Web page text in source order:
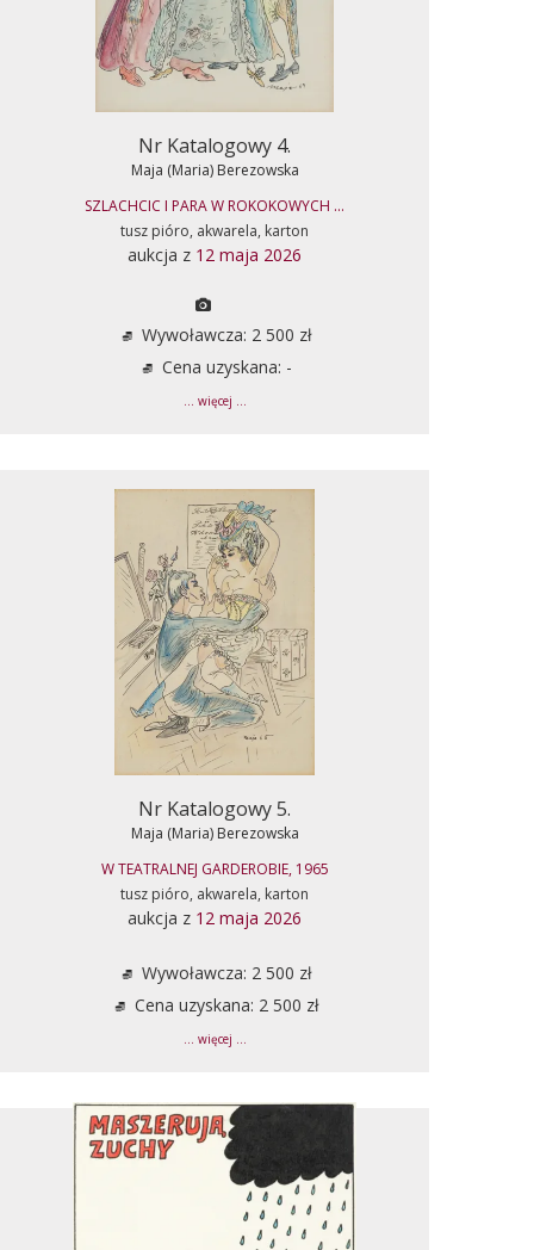
Nr Katalogowy 4.
Maja (Maria) Berezowska
SZLACHCIC I PARA W ROKOKOWYCH ...
tusz pióro, akwarela, karton
aukcja z 12 maja 2026
Wywoławcza: 2 500 zł
Cena uzyskana: -
... więcej ...
Nr Katalogowy 5.
Maja (Maria) Berezowska
W TEATRALNEJ GARDEROBIE, 1965
tusz pióro, akwarela, karton
aukcja z 12 maja 2026
Wywoławcza: 2 500 zł
Cena uzyskana: 2 500 zł
... więcej ...